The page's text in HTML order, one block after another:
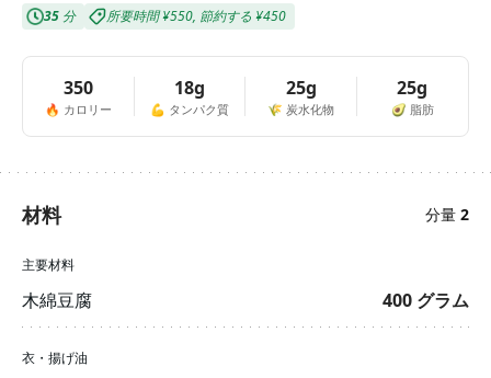
35 分 所要時間¥550, 節約する ¥450
350
🔥 カロリー
18g
💪 タンパク質
25g
🌾 炭水化物
25g
🥑 脂肪
材料 分量 2
主要材料
木綿豆腐 400 グラム
衣・揚げ油